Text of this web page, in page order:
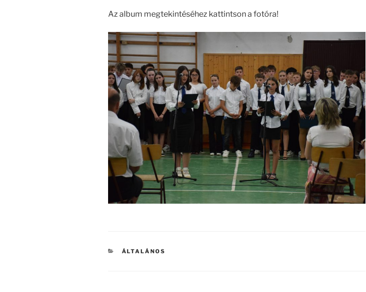
Az album megtekintéséhez kattintson a fotóra!
KATEGÓRIÁK
ÁLTALÁNOS